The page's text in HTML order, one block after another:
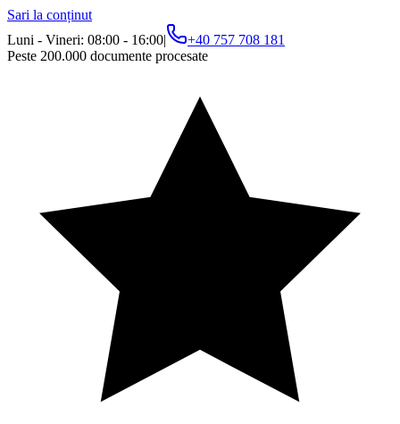
Sari la conținut
Luni - Vineri: 08:00 - 16:00|
+40 757 708 181
Peste 200.000 documente procesate